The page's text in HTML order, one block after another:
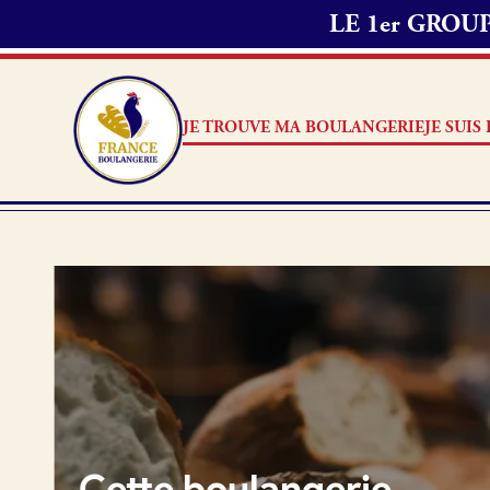
LE 1er
JE TROUVE MA BOULANGERIEJE SUIS
Je suis boulanger
Je découvre France
Pourquoi adhérer à France
Je référence ma boulangerie
Passer
2. J’appelle mon